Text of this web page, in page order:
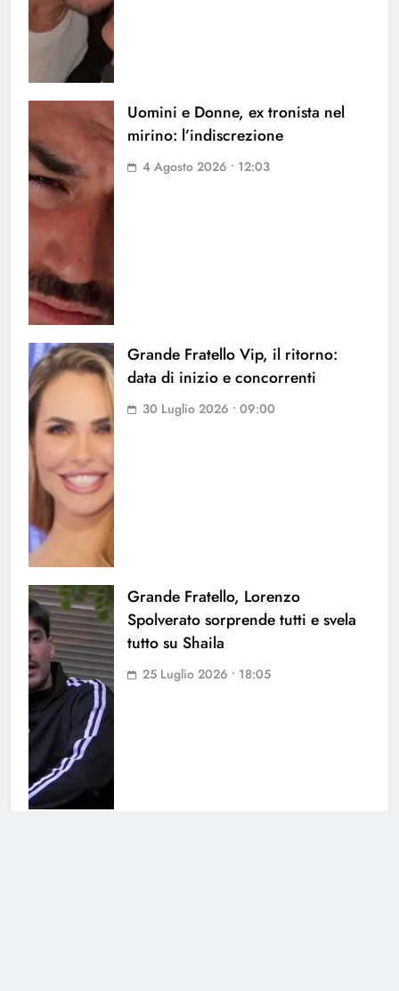
Uomini e Donne, ex tronista nel
mirino: l’indiscrezione
4 Agosto 2026 • 12:03
Grande Fratello Vip, il ritorno:
data di inizio e concorrenti
30 Luglio 2026 • 09:00
Grande Fratello, Lorenzo
Spolverato sorprende tutti e svela
tutto su Shaila
25 Luglio 2026 • 18:05